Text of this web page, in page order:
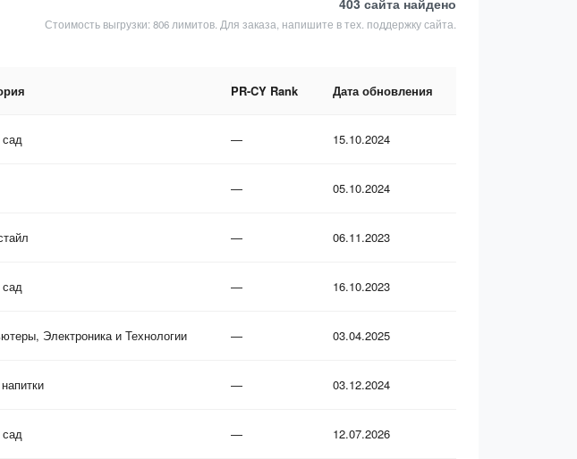
403 сайта найдено
Стоимость выгрузки: 806 лимитов. Для заказа, напишите в тех. поддержку сайта.
PR-CY Rank Дата обновления
— 15.10.2024
— 05.10.2024
— 06.11.2023
— 16.10.2023
Электроника и Технологии — 03.04.2025
— 03.12.2024
— 12.07.2026